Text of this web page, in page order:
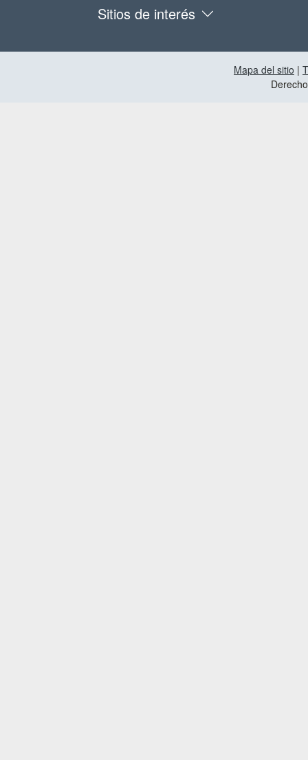
Sitios de interés
Mapa del sitio |